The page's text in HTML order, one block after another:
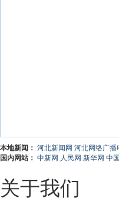
本地新闻： 河北新闻网 河北网络广播
国内网站： 中新网 人民网 新华网 中
关于我们